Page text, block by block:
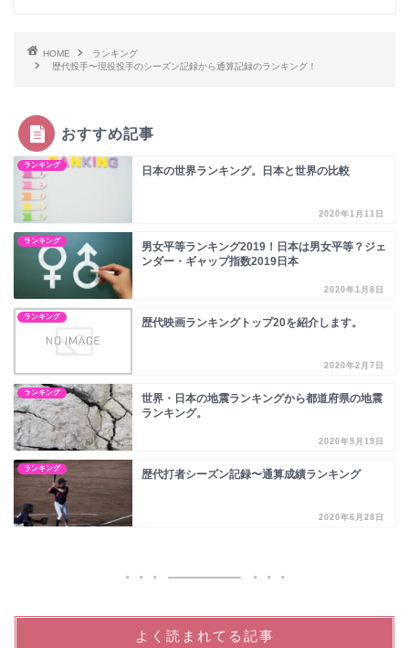
HOME
ランキング
歴代投手〜現役投手のシーズン記録から通算記録のランキング！
おすすめ記事
ランキング 日本の世界ランキング。日本と世界の比較
2020年1月11日
ランキング
男女平等ランキング2019！日本は男女平等？ジェ
ンダー・ギャップ指数2019日本
2020年1月8日
ランキング 歴代映画ランキングトップ20を紹介します。
2020年2月7日
ランキング
世界・日本の地震ランキングから都道府県の地震
ランキング。
2020年9月19日
ランキング 歴代打者シーズン記録〜通算成績ランキング
2020年6月28日
よく読まれてる記事